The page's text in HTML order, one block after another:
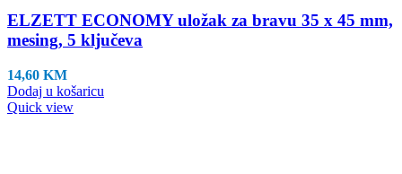
ELZETT ECONOMY uložak za bravu 35 x 45 mm,
mesing, 5 ključeva
14,60 KM
Dodaj u košaricu
Quick view